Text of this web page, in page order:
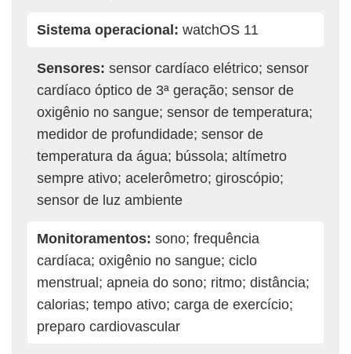
Sistema operacional: watchOS 11
Sensores: sensor cardíaco elétrico; sensor
cardíaco óptico de 3ª geração; sensor de
oxigênio no sangue; sensor de temperatura;
medidor de profundidade; sensor de
temperatura da água; bússola; altímetro
sempre ativo; acelerômetro; giroscópio;
sensor de luz ambiente
Monitoramentos: sono; frequência
cardíaca; oxigênio no sangue; ciclo
menstrual; apneia do sono; ritmo; distância;
calorias; tempo ativo; carga de exercício;
preparo cardiovascular